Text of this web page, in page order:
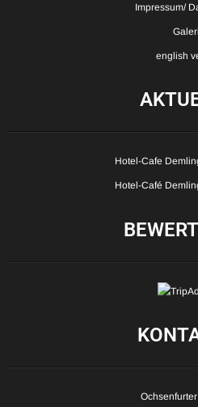
Impressum/
english
Hotel-Cafe
Hotel-Café
Ochsenfurter